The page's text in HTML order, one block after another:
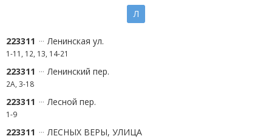
Л
223311 Ленинская ул.
1-11, 12, 13, 14-21
223311 Ленинский пер.
2А, 3-18
223311 Лесной пер.
1-9
223311 ЛЕСНЫХ ВЕРЫ, УЛИЦА